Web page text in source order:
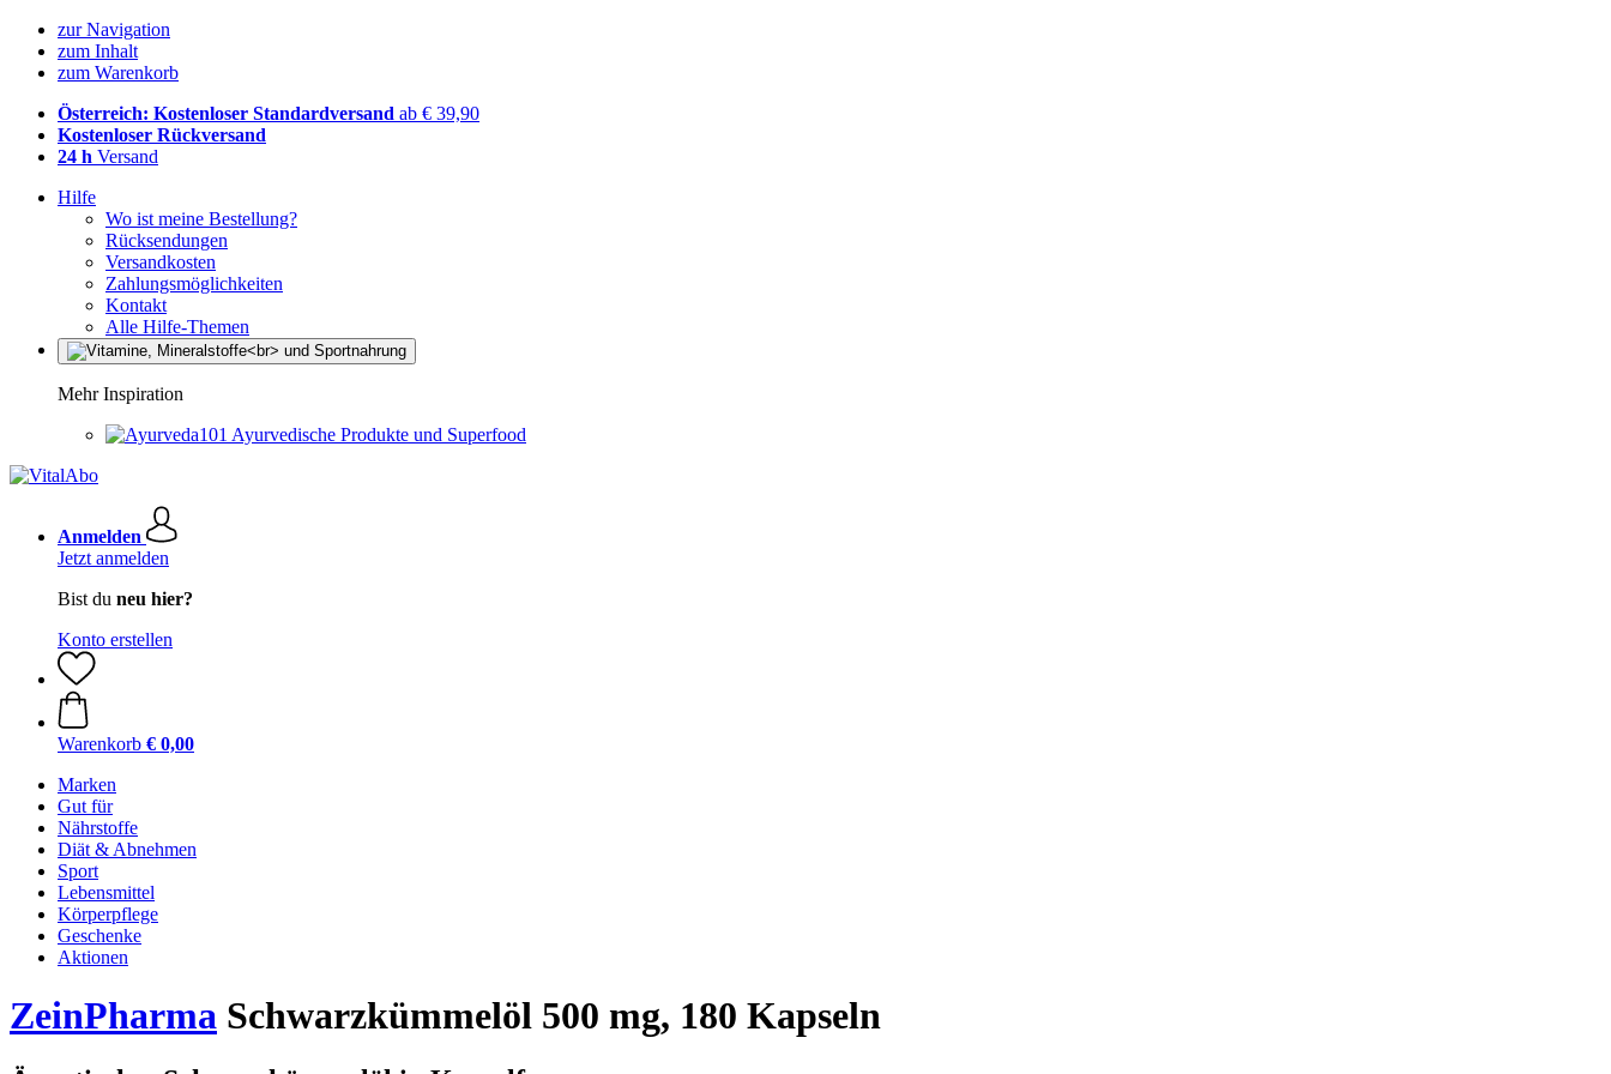
zur Navigation
zum Inhalt
zum Warenkorb
Österreich: Kostenloser Standardversand ab € 39,90
Kostenloser Rückversand
24 h Versand
Hilfe
Wo ist meine Bestellung?
Rücksendungen
Versandkosten
Zahlungsmöglichkeiten
Kontakt
Alle Hilfe-Themen
Mehr Inspiration
Ayurvedische Produkte und Superfood
Anmelden
Jetzt anmelden
Bist du neu hier?
Konto erstellen
Warenkorb € 0,00
Marken
Gut für
Nährstoffe
Diät & Abnehmen
Sport
Lebensmittel
Körperpflege
Geschenke
Aktionen
ZeinPharma Schwarzkümmelöl 500 mg, 180 Kapseln